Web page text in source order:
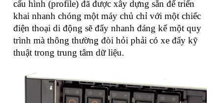
cấu hình (profile) đã được xây dựng sẵn để triển
khai nhanh chóng một máy chủ chỉ với một chiếc
điện thoại di động sẽ đẩy nhanh đáng kể một quy
trình mà thông thường đòi hỏi phải có xe đẩy kỹ
thuật trong trung tâm dữ liệu.